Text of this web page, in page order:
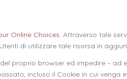
Online Choices. Attraverso tale
di utilizzare tale risorsa in
proprio browser ed impedire –
incluso il Cookie in cui venga